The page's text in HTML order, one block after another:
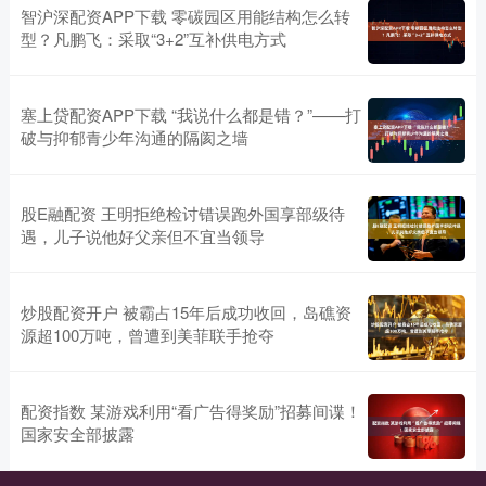
智沪深配资APP下载 零碳园区用能结构怎么转
型？凡鹏飞：采取“3+2”互补供电方式
塞上贷配资APP下载 “我说什么都是错？”——打
破与抑郁青少年沟通的隔阂之墙
股E融配资 王明拒绝检讨错误跑外国享部级待
遇，儿子说他好父亲但不宜当领导
炒股配资开户 被霸占15年后成功收回，岛礁资
源超100万吨，曾遭到美菲联手抢夺
配资指数 某游戏利用“看广告得奖励”招募间谍！
国家安全部披露